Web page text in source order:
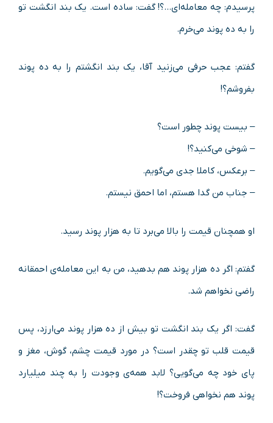
پرسیدم: چه معامله‌ای…؟! گفت: ساده است. یک بند انگشت تو
را به ده پوند می‌خرم.
گفتم: عجب حرفی می‌زنید آقا، یک بند انگشتم را به ده پوند
بفروشم؟!
– بیست پوند چطور است؟
– شوخی می‌کنید؟!
– برعکس، کاملا جدی می‌گویم.
– جناب من گدا هستم، اما احمق نیستم.
او همچنان قیمت را بالا می‌برد تا به هزار پوند رسید.
گفتم: اگر ده هزار پوند هم بدهید، من به این معامله‌ی احمقانه
راضی نخواهم شد.
گفت: اگر یک بند انگشت تو بیش از ده هزار پوند می‌ارزد، پس
قیمت قلب تو چقدر است؟ در مورد قیمت چشم، گوش، مغز و
پای خود چه می‌گویی؟ لابد همه‌ی وجودت را به چند میلیارد
پوند هم نخواهی فروخت؟!